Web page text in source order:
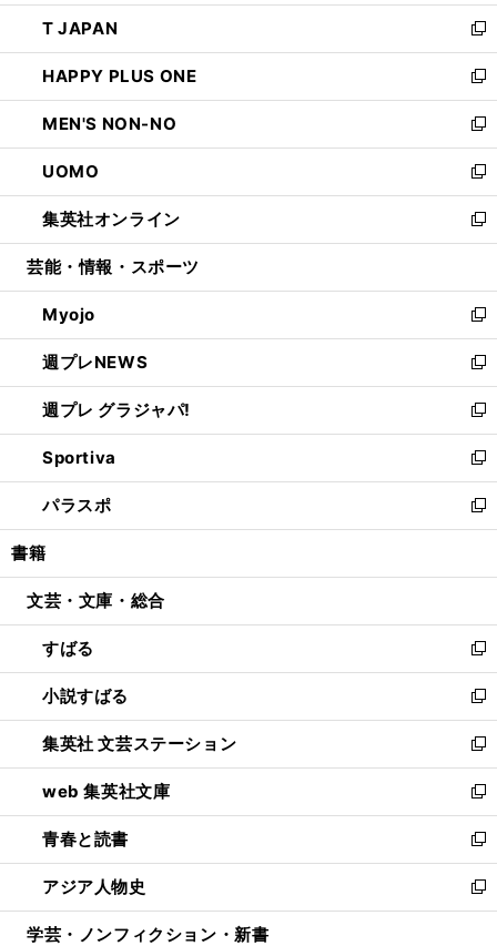
開
く
ウ
で
開
く
ン
ド
ウ
で
開
く
ウ
ィ
ン
ド
ウ
で
開
く
し
い
ウ
ィ
ン
ド
ウ
で
開
く
T JAPAN
新
し
い
ウ
ィ
ン
ド
ウ
で
開
HAPPY PLUS ONE
新
し
い
ウ
ィ
ン
ド
ウ
開
く
MEN'S NON-NO
新
し
い
ウ
ィ
ン
ウ
で
開
く
UOMO
新
し
い
ウ
ン
ド
ウ
で
開
く
集英社オンライン
新
し
ウ
ィ
ン
ド
ウ
で
開
く
芸能・情報・スポーツ
Myojo
新
し
い
ウ
ィ
ン
ド
ウ
で
開
週プレNEWS
新
し
い
ウ
ィ
ン
ド
ウ
開
週プレ グラジャパ!
新
し
い
ウ
ィ
ン
ウ
開
く
Sportiva
新
し
い
ウ
ン
ウ
で
開
く
パラスポ
新
し
ウ
ン
ド
ウ
で
開
く
書籍
文芸・文庫・総合
すばる
新
し
い
ウ
ィ
ン
ド
ウ
で
開
く
小説すばる
新
し
い
ウ
ィ
ン
ド
ウ
で
開
集英社 文芸ステーション
新
し
い
ウ
ィ
ン
ド
ウ
web 集英社文庫
新
し
い
ウ
ィ
ン
青春と読書
新
し
い
ウ
アジア人物史
新
し
学芸・ノンフィクション・新書